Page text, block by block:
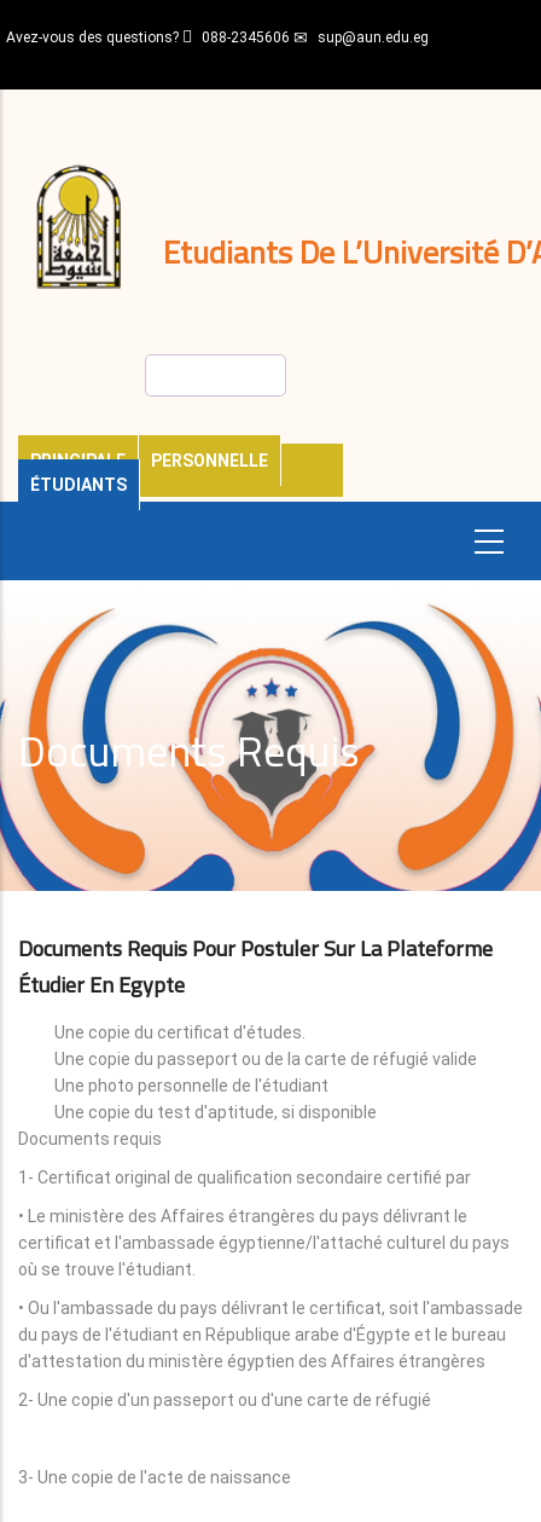
au
principal
Avez-vous des questions? 088-2345606 sup@aun.edu.eg
Etudiants De L’Université
PRINCIPALE
PERSONNELLE
ÉTUDIANTS
décisions
Expatriés
Journal
Documents Requis
Documents Requis Pour Postuler Sur La Plateforme
Étudier En Egypte
Une copie du certificat d'études.
Une copie du passeport ou de la carte de réfugié valide
Une photo personnelle de l'étudiant
Une copie du test d'aptitude, si disponible
Documents requis
1- Certificat original de qualification secondaire certifié par
• Le ministère des Affaires étrangères du pays délivrant le
certificat et l'ambassade égyptienne/l'attaché culturel du pays
où se trouve l'étudiant.
• Ou l'ambassade du pays délivrant le certificat, soit l'ambassade
du pays de l'étudiant en République arabe d'Égypte et le bureau
d'attestation du ministère égyptien des Affaires étrangères
2- Une copie d'un passeport ou d'une carte de réfugié
3- Une copie de l'acte de naissance